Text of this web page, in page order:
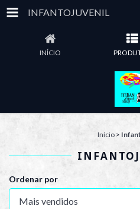
INFANTOJUVENIL
INÍCIO
Início >
Ordenar por